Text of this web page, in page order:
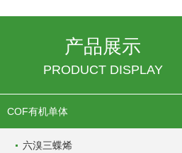
产品展示
PRODUCT DISPLAY
COF有机单体
六溴三蝶烯